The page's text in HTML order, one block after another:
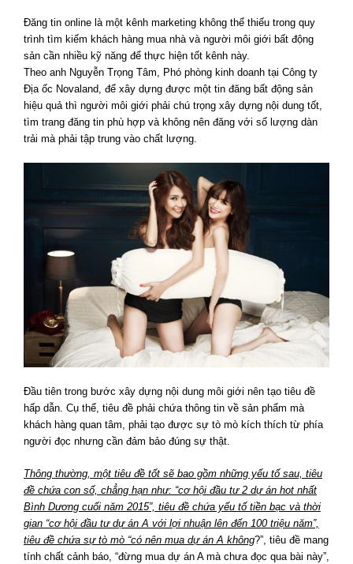
Đăng tin online là một kênh marketing không thể thiếu trong quy
trình tìm kiếm khách hàng mua nhà và người môi giới bất động
sản cần nhiều kỹ năng để thực hiện tốt kênh này.
Theo anh Nguyễn Trọng Tâm, Phó phòng kinh doanh tại Công ty
Địa ốc Novaland, để xây dựng được một tin đăng bất động sản
hiệu quả thì người môi giới phải chú trọng xây dựng nội dung tốt,
tìm trang đăng tin phù hợp và không nên đăng với số lượng dàn
trải mà phải tập trung vào chất lượng.
Đầu tiên trong bước xây dựng nội dung môi giới nên tạo tiêu đề
hấp dẫn. Cụ thể, tiêu đề phải chứa thông tin về sản phẩm mà
khách hàng quan tâm, phải tạo được sự tò mò kích thích từ phía
người đọc nhưng cần đảm bảo đúng sự thật.
Thông thường, một tiêu đề tốt sẽ bao gồm những yếu tố sau, tiêu
đề chứa con số, chẳng hạn như: “cơ hội đầu tư 2 dự án hot nhất
Bình Dương cuối năm 2015”, tiêu đề chứa yếu tố tiền bạc và thời
gian “cơ hội đầu tư dự án A với lợi nhuận lên đến 100 triệu năm”,
tiêu đề chứa sự tò mò “có nên mua dự án A không?”, tiêu đề mang
tính chất cảnh báo, “đừng mua dự án A mà chưa đọc qua bài này”,